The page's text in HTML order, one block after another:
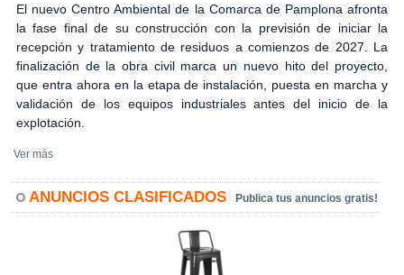
El nuevo Centro Ambiental de la Comarca de Pamplona afronta
la fase final de su construcción con la previsión de iniciar la
recepción y tratamiento de residuos a comienzos de 2027. La
finalización de la obra civil marca un nuevo hito del proyecto,
que entra ahora en la etapa de instalación, puesta en marcha y
validación de los equipos industriales antes del inicio de la
explotación.
Ver más
ANUNCIOS CLASIFICADOS Publica tus anuncios gratis!